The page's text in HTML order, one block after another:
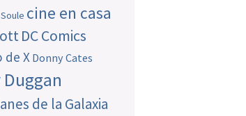
cine en casa
DC Comics
de XDonny Cates
de la Galaxia